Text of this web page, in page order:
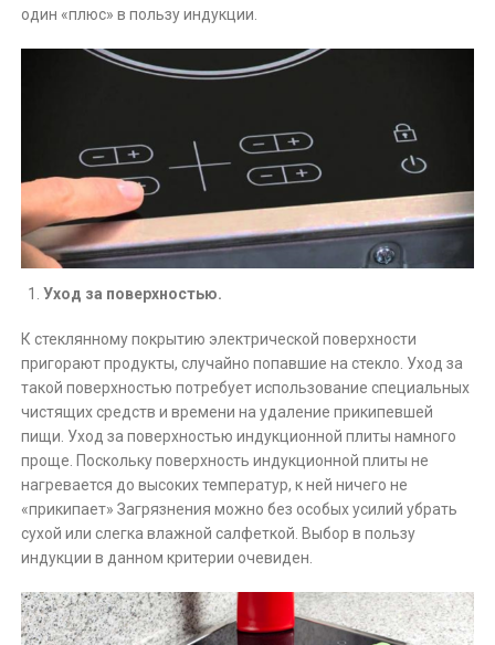
один «плюс» в пользу индукции.
Уход за поверхностью.
К стеклянному покрытию электрической поверхности
пригорают продукты, случайно попавшие на стекло. Уход за
такой поверхностью потребует использование специальных
чистящих средств и времени на удаление прикипевшей
пищи. Уход за поверхностью индукционной плиты намного
проще. Поскольку поверхность индукционной плиты не
нагревается до высоких температур, к ней ничего не
«прикипает» Загрязнения можно без особых усилий убрать
сухой или слегка влажной салфеткой. Выбор в пользу
индукции в данном критерии очевиден.